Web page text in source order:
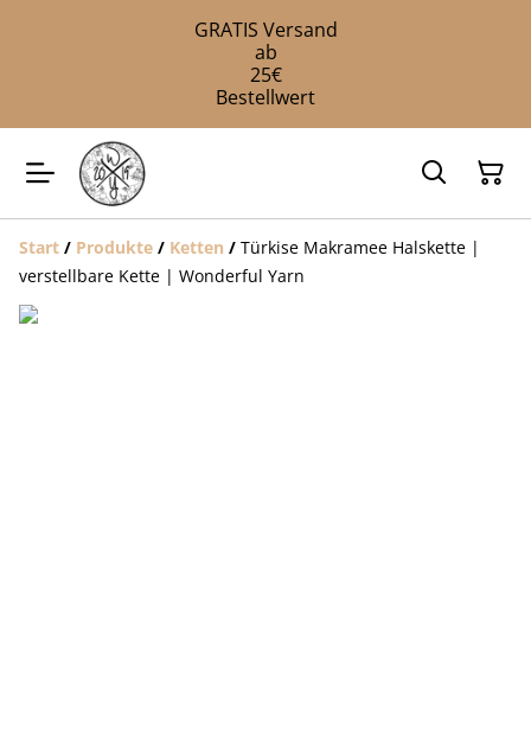
GRATIS Versand
ab
25€
Bestellwert
Start / Produkte / Ketten / Türkise Makramee Halskette |
verstellbare Kette | Wonderful Yarn